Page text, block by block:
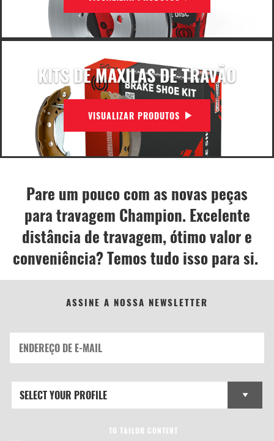
KITS DE MAXILAS DE TRAVÃO
VISUALIZAR PRODUTOS
Pare um pouco com as novas peças
para travagem Champion. Excelente
distância de travagem, ótimo valor e
conveniência? Temos tudo isso para si.
ASSINE A NOSSA NEWSLETTER
TO TAILOR CONTENT